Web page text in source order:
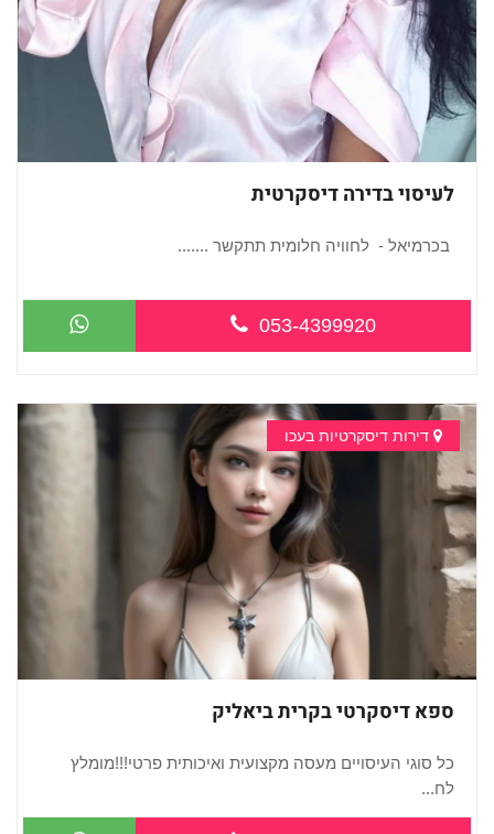
לעיסוי בדירה דיסקרטית
בכרמיאל - לחוויה חלומית תתקשר .......
053-4399920
דירות דיסקרטיות בעכו
ספא דיסקרטי בקרית ביאליק
כל סוגי העיסויים מעסה מקצועית ואיכותית פרטי!!!מומלץ
לח...